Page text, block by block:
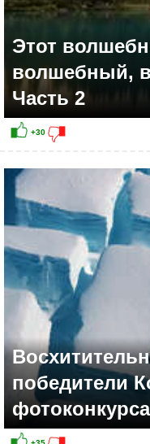
+30
Этот
волшебный,
Часть 2
победители
фотоконкурса